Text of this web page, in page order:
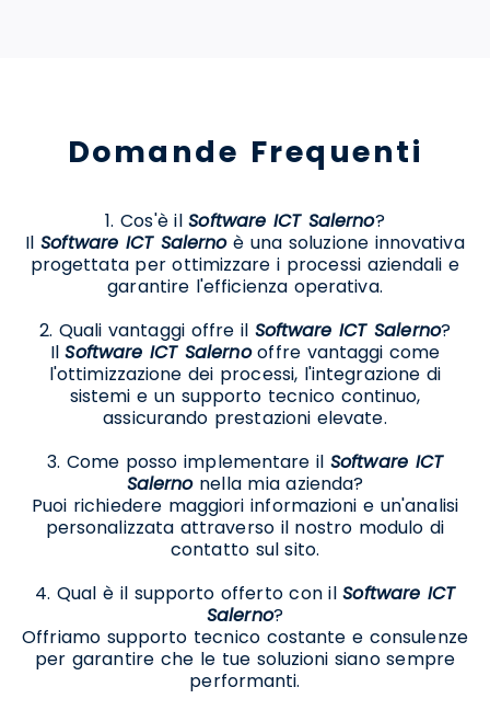
Domande Frequenti
1. Cos'è ilSoftware ICT Salerno?
IlSoftware ICT Salernoè una soluzione innovativa
progettata per ottimizzare i processi aziendali e
garantire l'efficienza operativa.
2. Quali vantaggi offre il Software ICT Salerno?
IlSoftware ICT Salernooffre vantaggi come
l'ottimizzazione dei processi, l'integrazione di
sistemi e un supporto tecnico continuo,
assicurando prestazioni elevate.
3. Come posso implementare ilSoftware ICT
Salernonella mia azienda?
Puoi richiedere maggiori informazioni e un'analisi
personalizzata attraverso il nostro modulo di
contatto sul sito.
4. Qual è il supporto offerto con ilSoftware ICT
Salerno?
Offriamo supporto tecnico costante e consulenze
per garantire che le tue soluzioni siano sempre
performanti.